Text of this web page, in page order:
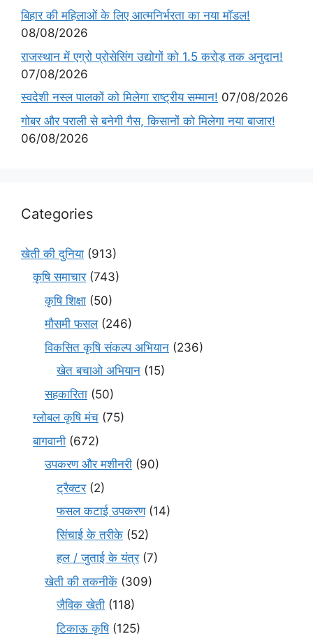
बिहार की महिलाओं के लिए आत्मनिर्भरता का नया मॉडल!
08/08/2026
राजस्थान में एग्रो प्रोसेसिंग उद्योगों को 1.5 करोड़ तक अनुदान!
07/08/2026
स्वदेशी नस्ल पालकों को मिलेगा राष्ट्रीय सम्मान! 07/08/2026
गोबर और पराली से बनेगी गैस, किसानों को मिलेगा नया बाजार!
06/08/2026
Categories
खेती की दुनिया (913)
कृषि समाचार(743)
कृषि शिक्षा (50)
मौसमी फसल(246)
विकसित कृषि संकल्प अभियान (236)
खेत बचाओ अभियान (15)
सहकारिता (50)
ग्लोबल कृषि मंच (75)
बागवानी (672)
उपकरण और मशीनरी (90)
ट्रैक्टर(2)
फसल कटाई उपकरण(14)
सिंचाई के तरीके (52)
हल / जुताई के यंत्र(7)
खेती की तकनीकें (309)
जैविक खेती (118)
टिकाऊ कृषि(125)